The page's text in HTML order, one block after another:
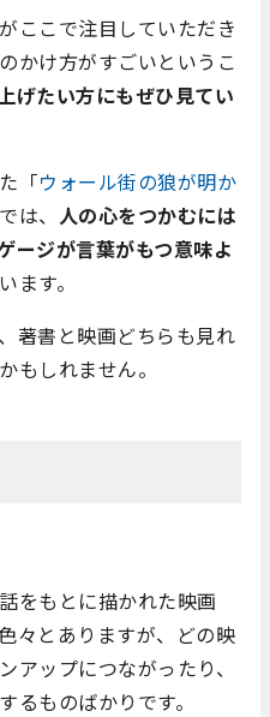
ここで注目していただき
かけ方がすごいというこ
げたい方にもぜひ見てい
「ウォール街の狼が明か
は、 人の心をつかむには
ージが言葉がもつ意味よ
ます。
著書と映画どちらも見れ
もしれません。
をもとに描かれた映画
々とありますが、どの映
アップにつながったり、
るものばかりです。